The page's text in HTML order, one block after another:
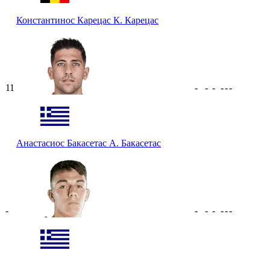
Константинос Карецас К. Карецас
11
Анастасиос Бакасетас А. Бакасетас
- - - ---
- - - - ---